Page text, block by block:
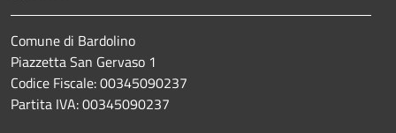
Comune di Bardolino
Piazzetta San Gervaso 1
Codice Fiscale: 00345090237
Partita IVA: 00345090237